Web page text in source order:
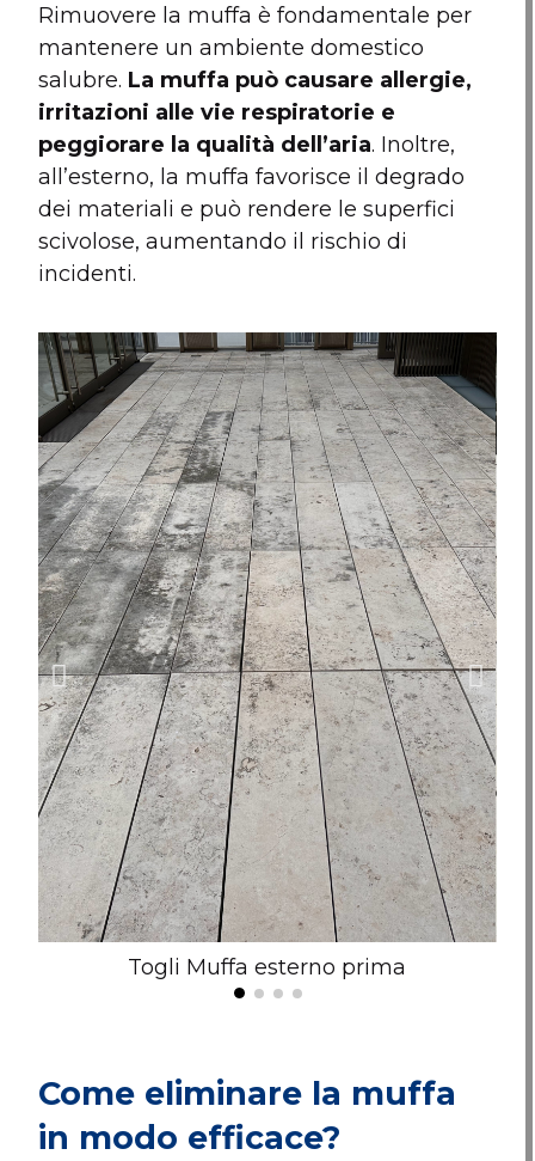
Rimuovere la muffa è fondamentale per
mantenere un ambiente domestico
salubre. La muffa può causare allergie,
irritazioni alle vie respiratorie e
peggiorare la qualità dell’aria. Inoltre,
all’esterno, la muffa favorisce il degrado
dei materiali e può rendere le superfici
scivolose, aumentando il rischio di
incidenti.
Togli Muffa esterno prima
Come eliminare la muffa
in modo efficace?